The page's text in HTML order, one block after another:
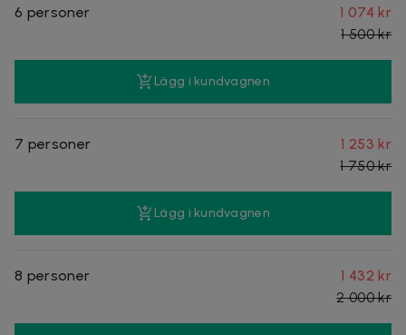
6 personer
1 074 kr
1 500 kr
Lägg i kundvagnen
7 personer
1 253 kr
1 750 kr
Lägg i kundvagnen
8 personer
1 432 kr
2 000 kr